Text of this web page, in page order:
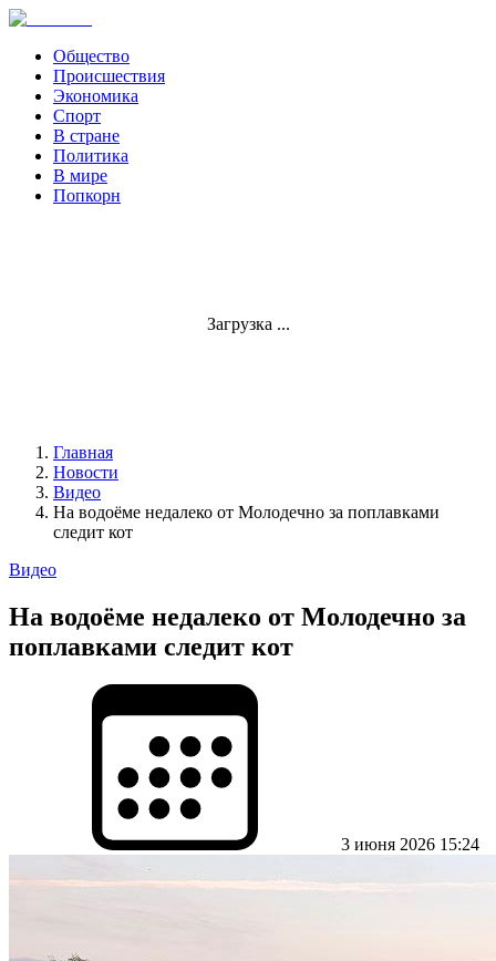
Общество
Происшествия
Экономика
Спорт
В стране
Политика
В мире
Попкорн
Загрузка ...
Главная
Новости
Видео
На водоёме недалеко от Молодечно за поплавками
следит кот
Видео
На водоёме недалеко от Молодечно за
поплавками следит кот
3 июня 2026 15:24